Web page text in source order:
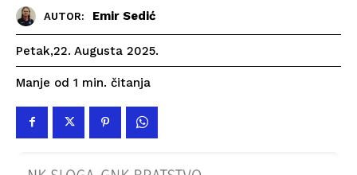
AUTOR: Emir Sedić
Petak,22. Augusta 2025.
Manje od 1 min. čitanja